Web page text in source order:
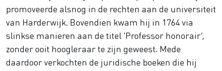
promoveerde alsnog in de rechten aan de universiteit
van Harderwijk. Bovendien kwam hij in 1764 via
slinkse manieren aan de titel ‘Professor honorair’,
zonder ooit hoogleraar te zijn geweest. Mede
daardoor verkochten de juridische boeken die hij